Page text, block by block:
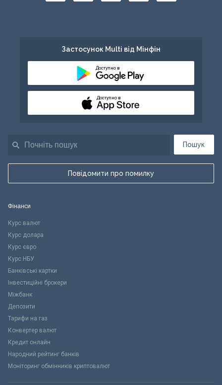
Пошук
Повідомити про помилку
Застосунок Multi від Мінфін
Доступно в
Доступно в
Фінанси
Курс валют
Курс долара
Курс євро
Курс НБУ
Банківські картки
Інвестиційні брокери
Міжбанк
Депозити
Тарифи на газ
Конвертер валют
Кредит онлайн
Народний рейтинг банків
Моніторинг обмінників криптовалют